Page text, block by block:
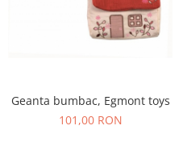
Geanta bumbac, Egmont toys
101,00 RON